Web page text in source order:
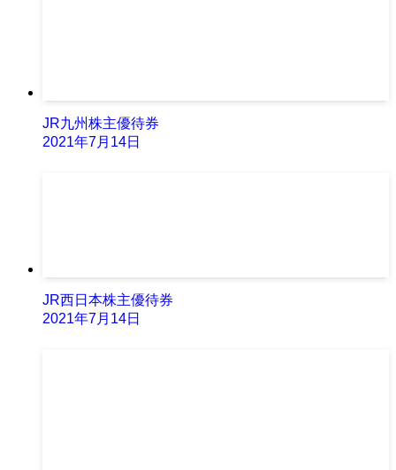
JR九州株主優待券
2021年7月14日
JR西日本株主優待券
2021年7月14日